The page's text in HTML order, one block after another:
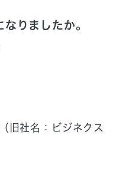
りましたか。
旧社名：ビジネクス